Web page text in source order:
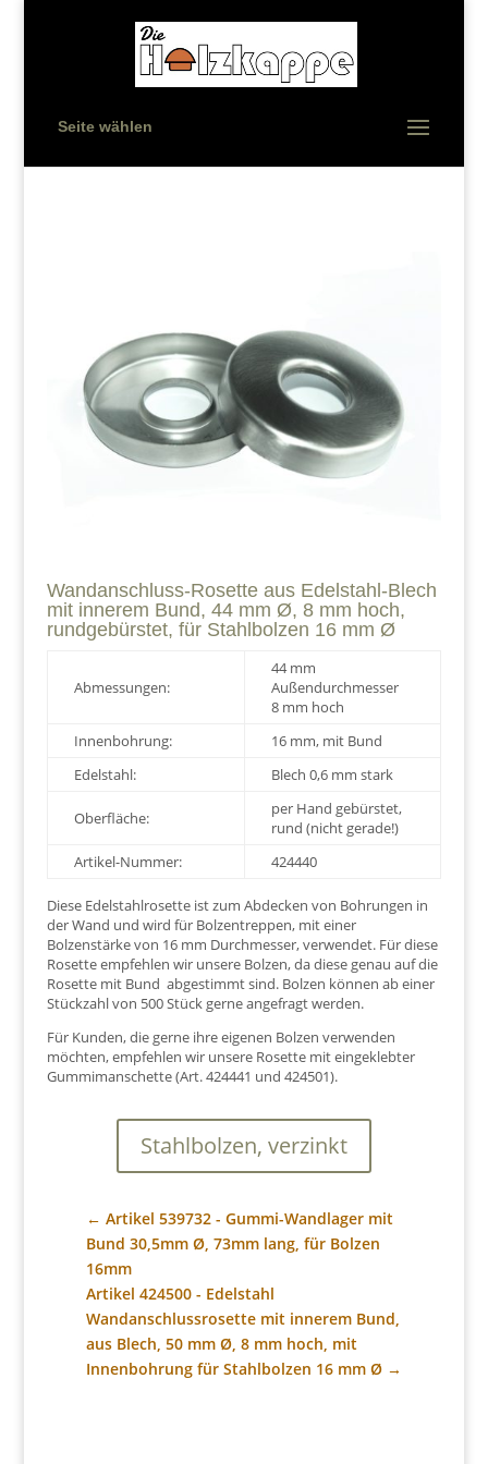
Seite wählen
Wandanschluss-Rosette aus Edelstahl-Blech
mit innerem Bund, 44 mm Ø, 8 mm hoch,
rundgebürstet, für Stahlbolzen 16 mm Ø
Abmessungen:
44 mm
Außendurchmesser
8 mm hoch
Innenbohrung:
16 mm, mit Bund
Edelstahl:
Blech 0,6 mm stark
Oberfläche:
per Hand gebürstet,
rund (nicht gerade!)
Artikel-Nummer:
424440
Diese Edelstahlrosette ist zum Abdecken von Bohrungen in
der Wand und wird für Bolzentreppen, mit einer
Bolzenstärke von 16 mm Durchmesser, verwendet. Für diese
Rosette empfehlen wir unsere Bolzen, da diese genau auf die
Rosette mit Bund abgestimmt sind. Bolzen können ab einer
Stückzahl von 500 Stück gerne angefragt werden.
Für Kunden, die gerne ihre eigenen Bolzen verwenden
möchten, empfehlen wir unsere Rosette mit eingeklebter
Gummimanschette (Art. 424441 und 424501).
Stahlbolzen, verzinkt
← Artikel 539732 - Gummi-Wandlager mit
Bund 30,5mm Ø, 73mm lang, für Bolzen
16mm
Artikel 424500 - Edelstahl
Wandanschlussrosette mit innerem Bund,
aus Blech, 50 mm Ø, 8 mm hoch, mit
Innenbohrung für Stahlbolzen 16 mm Ø→